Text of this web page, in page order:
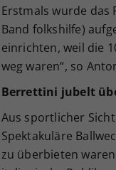
Erstmals wurde
Band folkshilfe)
einrichten, weil die
weg waren“, so
Berrettini jubelt
Aus sportlicher
Spektakuläre
zu überbieten